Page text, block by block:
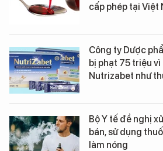
cấp phép tại Việt
Công ty Dược
bị phạt 75 triệu
Nutrizabet như
Bộ Y tế đề nghị
bán, sử dụng
làm nóng